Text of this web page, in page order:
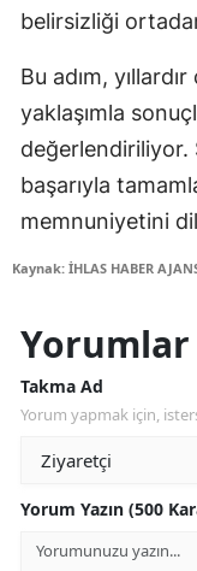
belirsizliği
Bu adım,
yaklaşımla
değerlendiriliyor.
başarıyla
memnuniyetini
Kaynak: İHLAS HABER
Yorumlar
Takma Ad
Yorum yapmak için,
Yorum Yazın (500